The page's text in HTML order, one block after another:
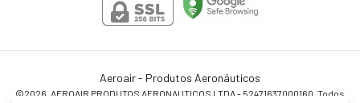
Aeroair - Produtos Aeronáuticos
©2026. AEROAIR PRODUTOS AERONAUTICOS LTDA - 52471637000160. Todos